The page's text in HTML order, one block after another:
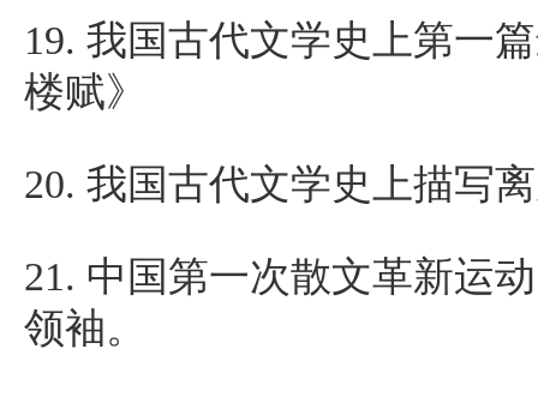
19. 我国古代文学史上第一
楼赋》
20. 我国古代文学史上描写
21. 中国第一次散文革新运
领袖。